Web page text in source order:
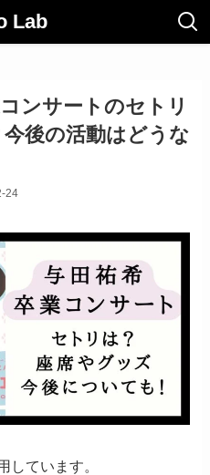
Lab
ンサートのセトリ
後の活動はどうな
24
ています。